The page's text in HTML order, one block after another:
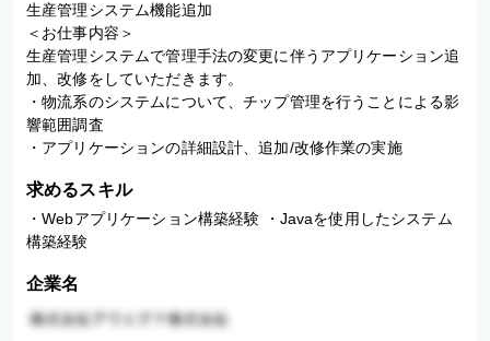
生産管理システム機能追加
＜お仕事内容＞
生産管理システムで管理手法の変更に伴うアプリケーション追
加、改修をしていただきます。
・物流系のシステムについて、チップ管理を行うことによる影
響範囲調査
・アプリケーションの詳細設計、追加/改修作業の実施
求めるスキル
・Webアプリケーション構築経験 ・Javaを使用したシステム
構築経験
企業名